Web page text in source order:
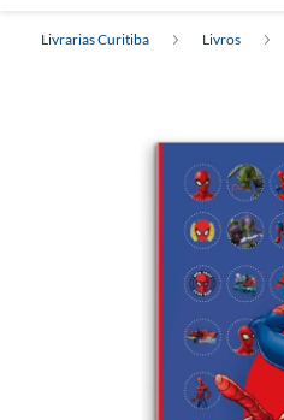
Livrarias Curitiba Livros